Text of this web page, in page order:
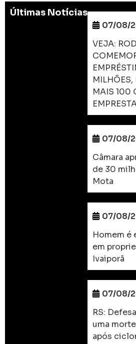
Últimas Notícias
07/08/
VEJA:
MILHÕES,
MAIS 100
07/08/
Câmara
de 30
Mota
07/08/
Homem é
em
Ivaiporã
07/08/
RS:
uma
após